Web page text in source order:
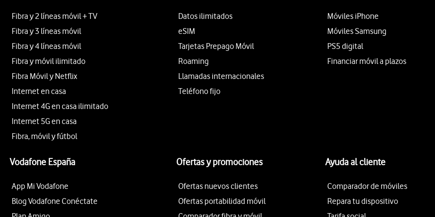
Fibra y 2 líneas móvil + TV
Fibra y 3 líneas móvil
Fibra y 4 líneas móvil
Fibra y móvil ilimitado
Fibra Móvil y Netflix
Internet en casa
Internet 4G en casa ilimitado
Internet 5G en casa
Fibra, móvil y fútbol
Datos ilimitados
eSIM
Tarjetas Prepago Móvil
Roaming
Llamadas internacionales
Teléfono fijo
Móviles iPhone
Móviles Samsung
PS5 digital
Financiar móvil a plazos
Vodafone España
App Mi Vodafone
Blog Vodafone Conéctate
Ofertas y promociones
Ofertas nuevos clientes
Ofertas portabilidad móvil
Ayuda al cliente
Comparador de móviles
Repara tu dispositivo